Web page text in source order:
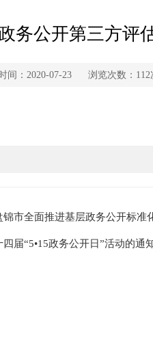
务公开第三方评
间：2020-07-23 浏览次数： 112
市全面推进基层政务公开标准
届“5•15政务公开日”活动的通